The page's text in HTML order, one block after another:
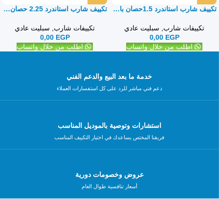
تكييف شارب استاندرد 1.5حصان بارد فقط – سبليت
تكييفات شارب, سبليت عادي
0,00 EGP
اطلب من خلال واتساب
تكييف شارب استاندرد 2.25 حصان بارد ساخن – سبليت
تكييفات شارب, سبليت عادي
0,00 EGP
اطلب من خلال واتساب
خدمة ما بعد البيع والدعم الفني
دعم فني مباشر للرد على كل استفسارات العملاء
استشارات وتوصية بالموديل المناسب
فريقنا المختص يساعدك في اختيار التكييف المناسب
عروض وخصومات دورية
أسعار تنافسية طوال العام